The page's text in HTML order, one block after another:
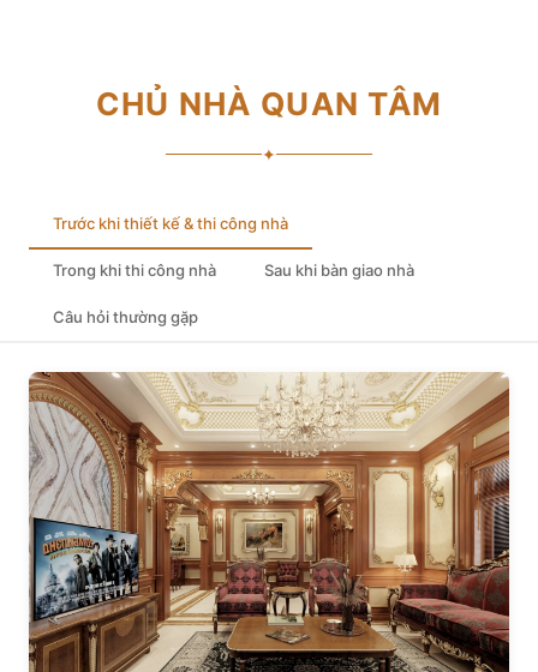
CHỦ NHÀ QUAN TÂM
✦
Trước khi thiết kế & thi công nhà
Trong khi thi công nhà Sau khi bàn giao nhà
Câu hỏi thường gặp